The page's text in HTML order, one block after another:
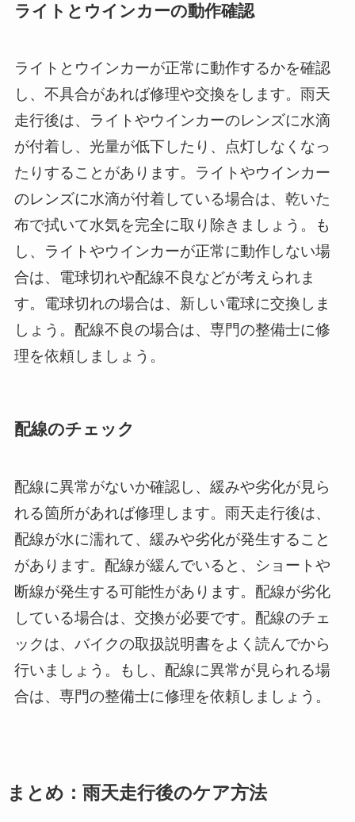
ライトとウインカーの動作確認
ライトとウインカーが正常に動作するかを確認
し、不具合があれば修理や交換をします。雨天
走行後は、ライトやウインカーのレンズに水滴
が付着し、光量が低下したり、点灯しなくなっ
たりすることがあります。ライトやウインカー
のレンズに水滴が付着している場合は、乾いた
布で拭いて水気を完全に取り除きましょう。も
し、ライトやウインカーが正常に動作しない場
合は、電球切れや配線不良などが考えられま
す。電球切れの場合は、新しい電球に交換しま
しょう。配線不良の場合は、専門の整備士に修
理を依頼しましょう。
配線のチェック
配線に異常がないか確認し、緩みや劣化が見ら
れる箇所があれば修理します。雨天走行後は、
配線が水に濡れて、緩みや劣化が発生すること
があります。配線が緩んでいると、ショートや
断線が発生する可能性があります。配線が劣化
している場合は、交換が必要です。配線のチェ
ックは、バイクの取扱説明書をよく読んでから
行いましょう。もし、配線に異常が見られる場
合は、専門の整備士に修理を依頼しましょう。
まとめ：雨天走行後のケア方法